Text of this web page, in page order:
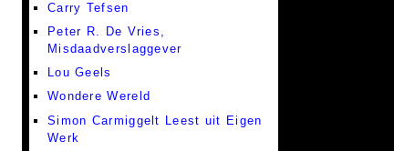
Carry Tefsen
Peter R. De Vries,
Misdaadverslaggever
Lou Geels
Wondere Wereld
Simon Carmiggelt Leest uit Eigen
Werk